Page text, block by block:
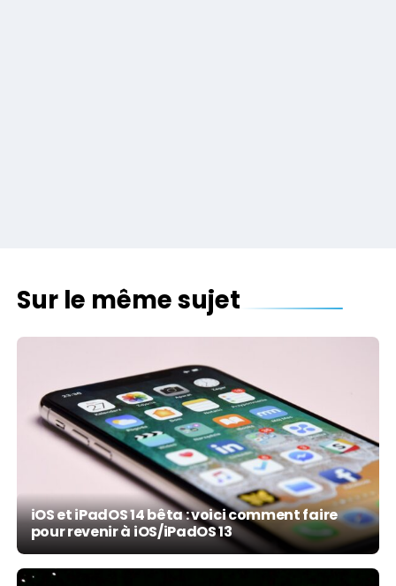
Sur le même sujet
iOS et iPadOS 14 bêta : voici comment faire
pour revenir à iOS/iPadOS 13